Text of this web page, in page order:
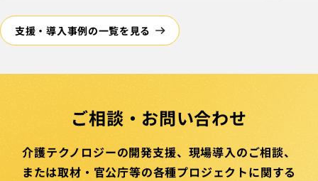
支援・導入事例の一覧を見る
ご相談・お問い合わせ
介護テクノロジーの開発支援、 現場導入のご相談、
または取材・官公庁等の各種プロジェクトに関する